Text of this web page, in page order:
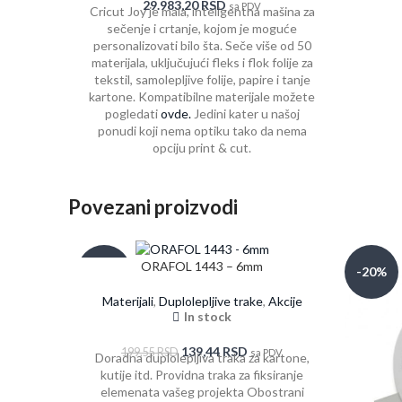
29.983,20RSD sa PDV
Cricut Joy je mala, inteligentna mašina za
sečenje i crtanje, kojom je moguće
personalizovati bilo šta. Seče više od 50
materijala, uključujući fleks i flok folije za
tekstil, samolepljive folije, papire i tanje
kartone. Kompatibilne materijale možete
pogledatiovde.Jedini kater u našoj
ponudi koji nema optiku tako da nema
opciju print & cut.
Povezani proizvodi
ORAFOL 1443 – 6mm
Materijali, Duplolepljive trake, Akcije
In stock
199,55RSD 139,44 RSD sa PDV
Doradna duplolepljiva traka za kartone,
kutije itd. Providna traka za fiksiranje
elemenata vašeg projekta Obostrani
-20%